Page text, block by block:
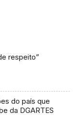
respeito”
do país que
da DGARTES